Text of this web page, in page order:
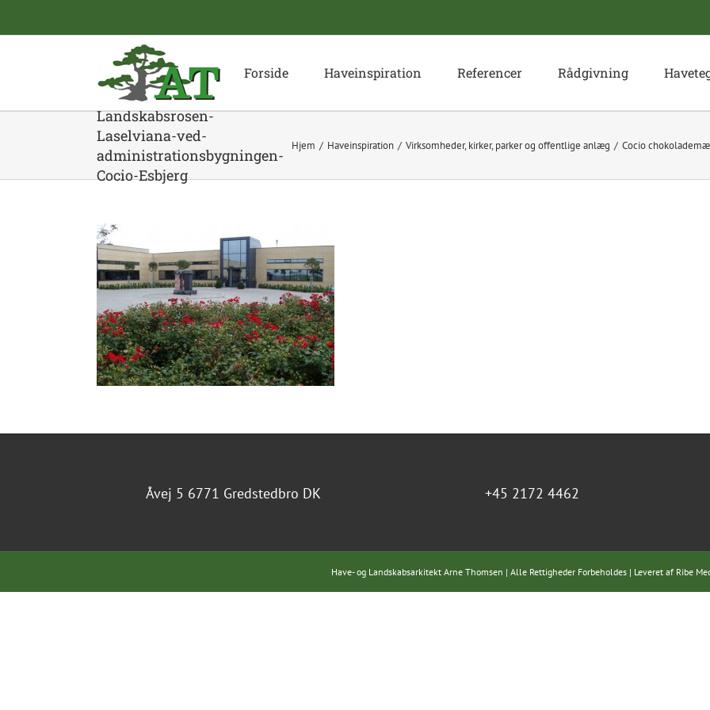
content
Forside Haveinspiration Referencer Rådgivning
Landskabsrosen-
Laselviana-ved-
administrationsbygningen-
Cocio-Esbjerg
Hjem Haveinspiration Virksomheder, kirker, parker og offentlige anlæg Cocio
Åvej 5 6771 Gredstedbro DK +45 2172 4462
Have- og Landskabsarkitekt Arne Thomsen | Alle Rettigheder Forbeholdes | Leveret af Ribe